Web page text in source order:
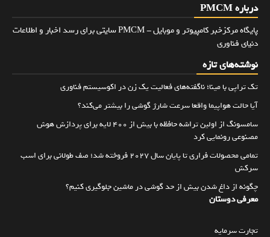
درباره PMCM
پایگاه مرکزخبر کامپیوتر و موبایل - PMCM سایتی برای رسد اخبار و اطلاعات
دنیای فناوری
نوشته‌های تازه
تک تراپی با مینا؛ ناگفته‌های فعالیت یک زن در اکوسیستم فناوری
آیا حالت هواپیما واقعا سرعت شارژ گوشی را بیشتر می‌کند؟
سامسونگ از اولین تراشه حافظه با بیش از ۴۰۰ لایه برای پردازش هوش
مصنوعی رونمایی کرد
تمامی محصولات فراری تا پایان سال ۲۰۲۷ فروخته شد؛ صف طولانی برای اسب
سرکش
چگونه از داغ شدن بیش از حد گوشی در ماشین جلوگیری کنیم؟
معرفی دوستان
تجارت سرمایه